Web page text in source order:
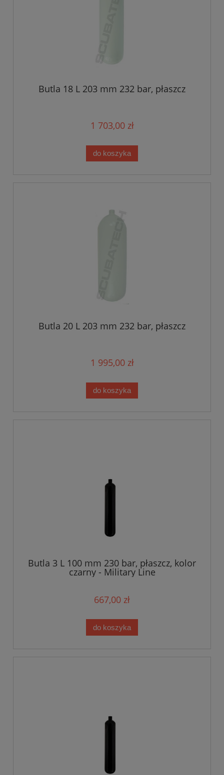
Butla 18 L 203 mm 232 bar, płaszcz
1 703,00 zł
do koszyka
Butla 20 L 203 mm 232 bar, płaszcz
1 995,00 zł
do koszyka
Butla 3 L 100 mm 230 bar, płaszcz, kolor
czarny - Military Line
667,00 zł
do koszyka